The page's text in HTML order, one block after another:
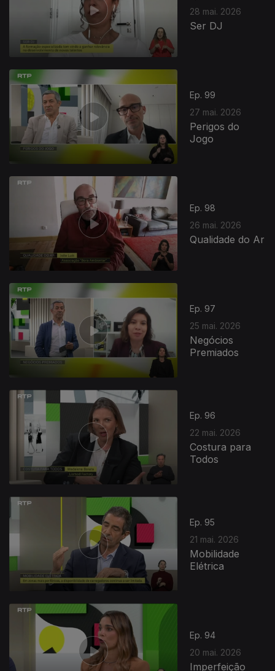
28 mai. 2026
Ser DJ
Ep. 99
27 mai. 2026
Perigos do
Jogo
Ep. 98
26 mai. 2026
Qualidade do Ar
931671
Ep. 97
25 mai. 2026
Negócios
Premiados
Ep. 96
22 mai. 2026
Costura para
Todos
Ep. 95
21 mai. 2026
Mobilidade
Elétrica
Ep. 94
20 mai. 2026
Imperfeição